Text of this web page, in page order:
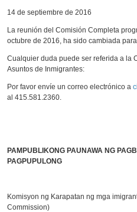
14 de septiembre de 2016
La reunión del Comisión Completa
octubre de 2016, ha sido cambiada
Cualquier duda puede ser referida a la
Asuntos de Inmigrantes:
Por favor envíe un correo electrónico a
al 415.581.2360.
PAMPUBLIKONG PAUNAWA NG
PAGPUPULONG
Komisyon ng Karapatan ng mga
Commission)